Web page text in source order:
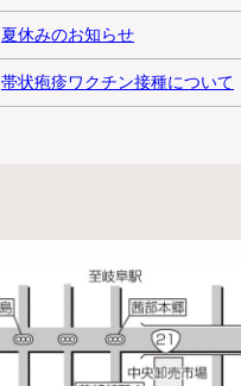
夏休みのお知らせ
帯状疱疹ワクチン接種について